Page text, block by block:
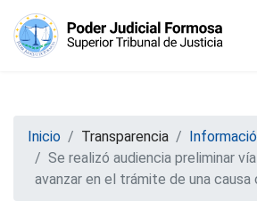
Inicio Transparencia
Se realizó audiencia preliminar
avanzar en el trámite de una causa